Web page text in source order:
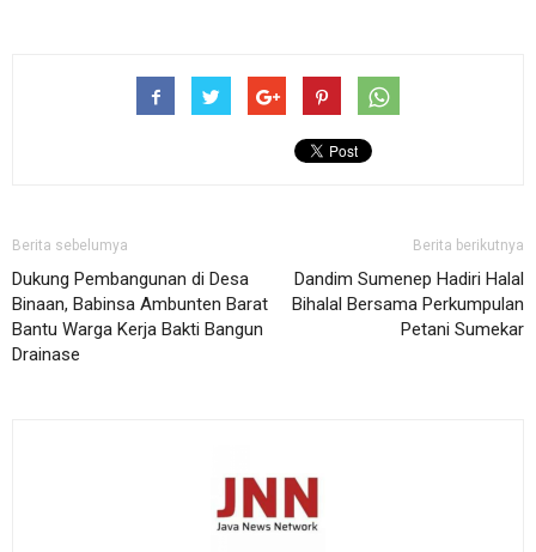
Berita sebelumya
Dukung Pembangunan di Desa
Binaan, Babinsa Ambunten Barat
Bantu Warga Kerja Bakti Bangun
Drainase
Berita berikutnya
Dandim Sumenep Hadiri Halal
Bihalal Bersama Perkumpulan
Petani Sumekar